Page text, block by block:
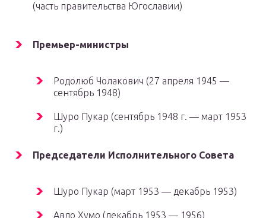
(часть правительства Югославии)
Премьер-министры
Родолюб Чолакович (27 апреля 1945 —
сентябрь 1948)
Шуро Пукар (сентябрь 1948 г. — март 1953
г.)
Председатели Исполнительного Совета
Шуро Пукар (март 1953 — декабрь 1953)
Авдо Хумо (декабрь 1953 — 1956)